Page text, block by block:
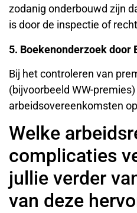
zodanig onderbouwd zijn
is door de inspectie of
5. Boekenonderzoek door
Bij het controleren van
(bijvoorbeeld WW-
arbeidsovereenkomsten
Welke
complicaties
jullie verder
van deze